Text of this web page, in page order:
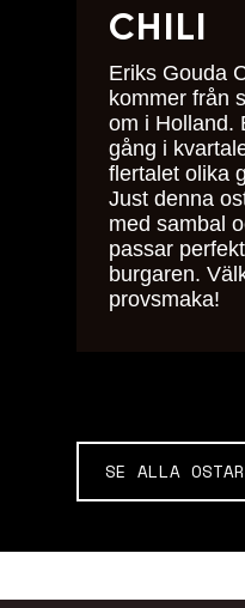
CHILI
Eriks Gouda
kommer från
om i Holland.
gång i
flertalet olika
Just denna
med sambal
passar
burgaren.
provsmaka!
SE ALLA OSTAR